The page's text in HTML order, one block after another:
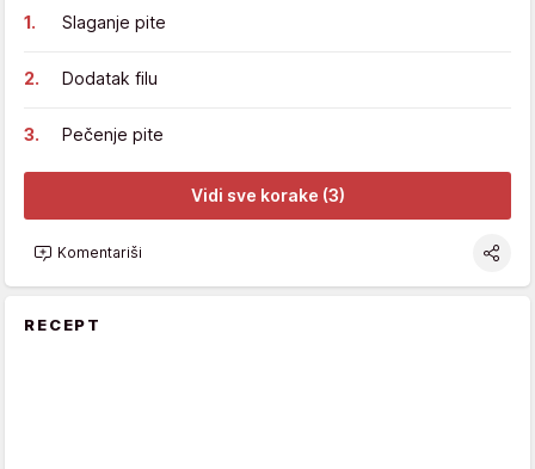
Slaganje pite
Dodatak filu
Pečenje pite
Vidi sve korake (3)
Komentariši
RECEPT